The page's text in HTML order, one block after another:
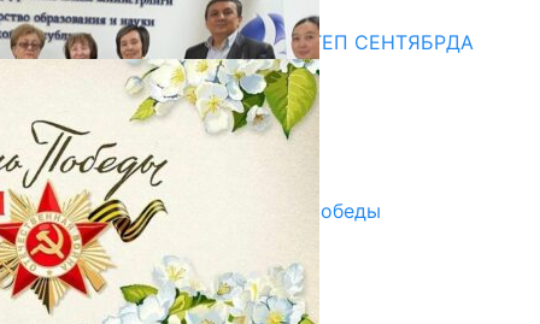
Медиа
СУЗАКТА 750 ОРУНДУУ МЕКТЕП СЕНТЯБРДА
ПАЙДАЛАНУУГА БЕРИЛЕТ
07.08.2025
Улуу Жеңиштин жандуу сөзү
29.04.2025
Награды в преддверии Дня Победы
29.04.2025